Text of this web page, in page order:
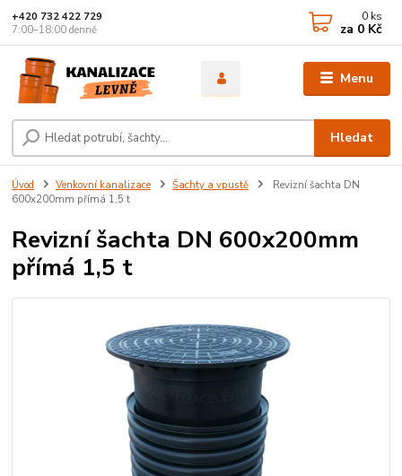
Menu
Hledat
+420 732 422 729
7:00–18:00 denně
0 ks
za 0 Kč
Úvod Venkovní kanalizace Šachty a vpustě
Revizní šachta DN
600x200mm přímá 1,5 t
Revizní šachta DN 600x200mm
přímá 1,5 t